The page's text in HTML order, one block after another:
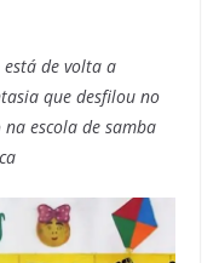
está de volta a
que desfilou no
escola de samba